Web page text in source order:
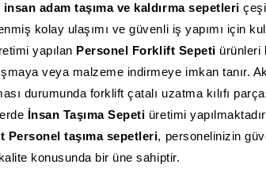
adam taşıma ve kaldırma sepetleri
kolay ulaşımı ve güvenli iş yapımı için
yapılan Personel Forklift Sepeti ürünleri
veya malzeme indirmeye imkan tanır.
durumunda forklift çatalı uzatma kılıfı
İnsan Taşıma Sepeti üretimi
Personel taşıma sepetleri, personelinizin
konusunda bir üne sahiptir.